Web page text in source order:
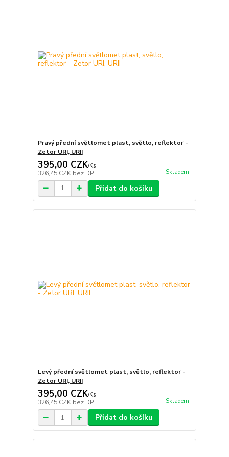
Pravý přední světlomet plast, světlo, reflektor -
Zetor URI, URII
395,00 CZK/Ks
326,45 CZK bez DPH Skladem
Přidat do košíku
Levý přední světlomet plast, světlo, reflektor -
Zetor URI, URII
395,00 CZK/Ks
326,45 CZK bez DPH Skladem
Přidat do košíku